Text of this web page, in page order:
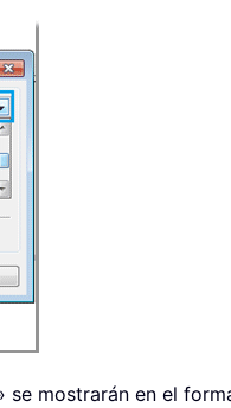
mostrarán en el